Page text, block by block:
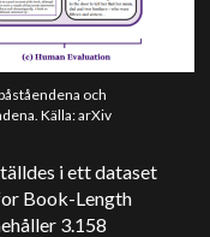
och
Källa: arXiv
i ett dataset
Book-Length
3.158